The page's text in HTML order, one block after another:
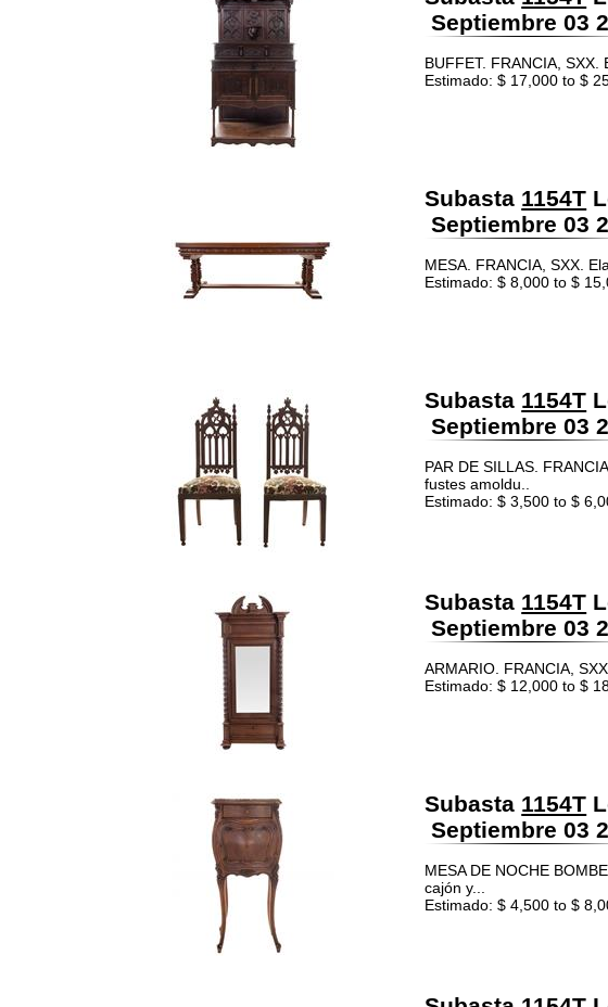
Septiembre 03
BUFFET. FRANCIA,
Estimado: $ 17,000 to $
Subasta 1154T
Septiembre 03
MESA. FRANCIA, SXX.
Estimado: $ 8,000 to $
Subasta 1154T
Septiembre 03
PAR DE SILLAS.
fustes amoldu..
Estimado: $ 3,500 to $
Subasta 1154T
Septiembre 03
ARMARIO. FRANCIA,
Estimado: $ 12,000 to $
Subasta 1154T
Septiembre 03
MESA DE NOCHE
cajón y...
Estimado: $ 4,500 to $